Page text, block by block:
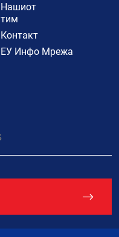
Нашиот
тим
Контакт
ЕУ Инфо Мрежа